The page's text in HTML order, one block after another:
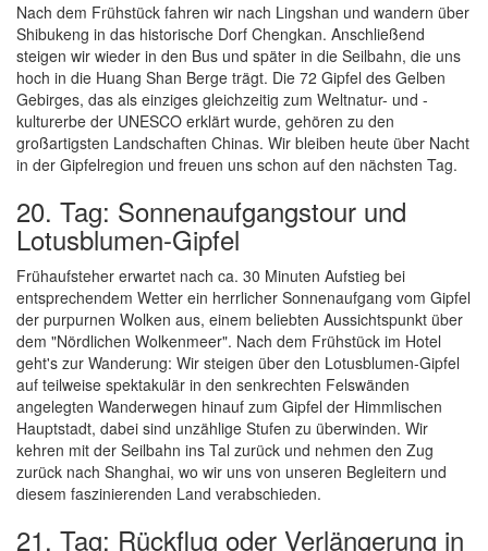
Nach dem Frühstück fahren wir nach Lingshan und wandern über
Shibukeng in das historische Dorf Chengkan. Anschließend
steigen wir wieder in den Bus und später in die Seilbahn, die uns
hoch in die Huang Shan Berge trägt. Die 72 Gipfel des Gelben
Gebirges, das als einziges gleichzeitig zum Weltnatur- und -
kulturerbe der UNESCO erklärt wurde, gehören zu den
großartigsten Landschaften Chinas. Wir bleiben heute über Nacht
in der Gipfelregion und freuen uns schon auf den nächsten Tag.
20. Tag: Sonnenaufgangstour und
Lotusblumen-Gipfel
Frühaufsteher erwartet nach ca. 30 Minuten Aufstieg bei
entsprechendem Wetter ein herrlicher Sonnenaufgang vom Gipfel
der purpurnen Wolken aus, einem beliebten Aussichtspunkt über
dem "Nördlichen Wolkenmeer". Nach dem Frühstück im Hotel
geht's zur Wanderung: Wir steigen über den Lotusblumen-Gipfel
auf teilweise spektakulär in den senkrechten Felswänden
angelegten Wanderwegen hinauf zum Gipfel der Himmlischen
Hauptstadt, dabei sind unzählige Stufen zu überwinden. Wir
kehren mit der Seilbahn ins Tal zurück und nehmen den Zug
zurück nach Shanghai, wo wir uns von unseren Begleitern und
diesem faszinierenden Land verabschieden.
21. Tag: Rückflug oder Verlängerung in